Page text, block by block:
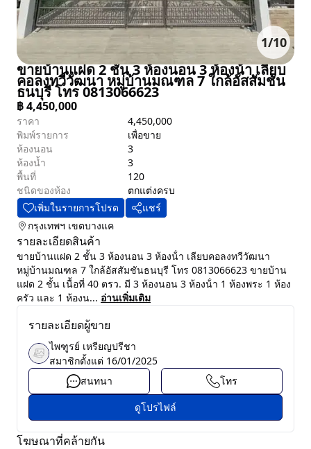
1/10
ขายบ้านแฝด 2 ชั้น 3 ห้องนอน 3 ห้องน้ํา เลียบ
คอลงทวีวัฒนา หมู่บ้านมณฑล 7 ใกล้อัสสัมชัน
ธนบุรี โทร 0813066623
฿4,450,000
ราคา
4,450,000
พิมพ์รายการ
เพื่อขาย
ห้องนอน
3
ห้องน้ำ
3
พื้นที่
120
ชนิดของห้อง
ตกแต่งครบ
เพิ่มในรายการโปรด
แชร์
กรุงเทพฯ เขตบางแค
รายละเอียดสินค้า
ขายบ้านแฝด 2 ชั้น 3 ห้องนอน 3 ห้องน้ํา เลียบคอลงทวีวัฒนา
หมู่บ้านมณฑล 7 ใกล้อัสสัมชันธนบุรี โทร 0813066623 ขายบ้าน
แฝด 2 ชั้น เนื้อที่ 40 ตรว. มี 3 ห้องนอน 3 ห้องน้ํา 1 ห้องพระ 1 ห้อง
ครัว และ 1 ห้องน... อ่านเพิ่มเติม
รายละเอียดผู้ขาย
ไพฑูรย์ เหรียญปรีชา
สมาชิกตั้งแต่ 16/01/2025
สนทนา
โทร
ดูโปรไฟล์
โฆษณาที่คล้ายกัน